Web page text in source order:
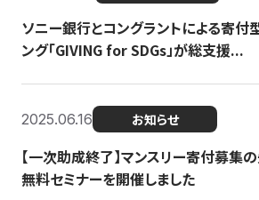
ソニー銀行とコングラントによる寄付
ング「GIVING for SDGs」が総支援...
2025.06.16 お知らせ
【一次助成終了】マンスリー寄付募集
無料セミナーを開催しました